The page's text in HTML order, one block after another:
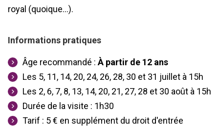
royal (quoique...).
Informations pratiques
Âge recommandé : À partir de 12 ans
Les 5, 11, 14, 20, 24, 26, 28, 30 et 31 juillet à 15h
Les 2, 6, 7, 8, 13, 14, 20, 21, 27, 28 et 30 août à 15h
Durée de la visite : 1h30
Tarif : 5 € en supplément du droit d'entrée